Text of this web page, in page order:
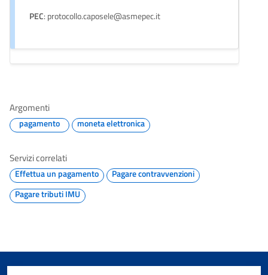
PEC: protocollo.caposele@asmepec.it
Argomenti
pagamento moneta elettronica
Servizi correlati
Effettua un pagamento
Pagare contravvenzioni
Pagare tributi IMU